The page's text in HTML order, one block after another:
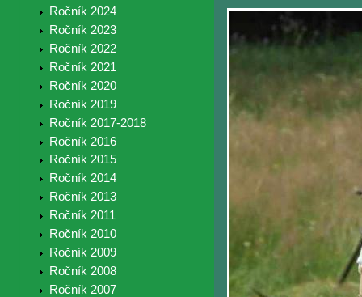
Ročník 2024
Ročník 2023
Ročník 2022
Ročník 2021
Ročník 2020
Ročník 2019
Ročník 2017-2018
Ročník 2016
Ročník 2015
Ročník 2014
Ročník 2013
Ročník 2011
Ročník 2010
Ročník 2009
Ročník 2008
Ročník 2007